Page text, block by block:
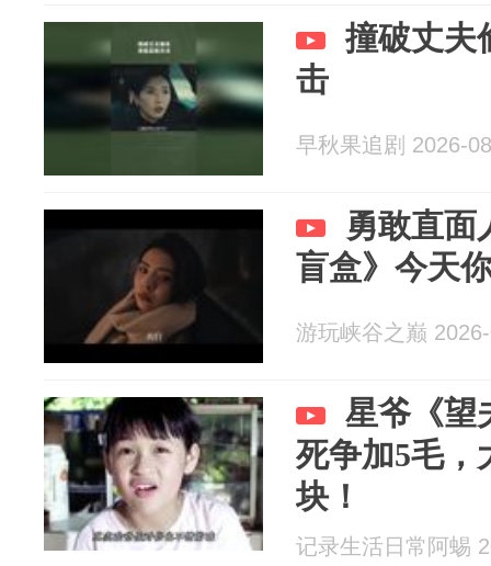
撞破丈夫
击
早秋果追剧 2026-
勇敢直面
盲盒》今天
游玩峡谷之巅
星爷《望
死争加5毛，
块！
记录生活日常阿蜴